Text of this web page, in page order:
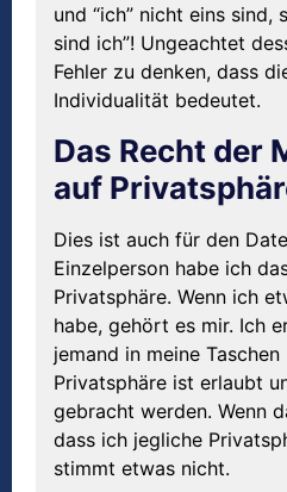
und “ich” nicht eins sind,
sind ich”! Ungeachtet
Fehler zu denken, dass
Individualität bedeutet.
Das Recht der
auf
Dies ist auch für den
Einzelperson habe ich
Privatsphäre. Wenn ich
habe, gehört es mir. Ich
jemand in meine
Privatsphäre ist erlaubt
gebracht werden. Wenn
dass ich jegliche
stimmt etwas nicht.